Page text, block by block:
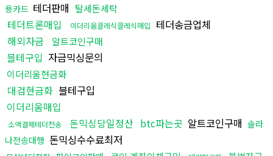
용카드 테더판매 탈세돈세탁
테더트론매입 이더리움클레식클레식매입
테더송금업체
해외자금
알트코인구매
블테구입 자금믹싱문의
이더리움현금화
대검현금화 블테구입
이더리움매입
소액결제테더전송 돈믹싱당일정산 btc파는곳 알트코인구매 솔라
나전송대행 돈믹싱수수료최저